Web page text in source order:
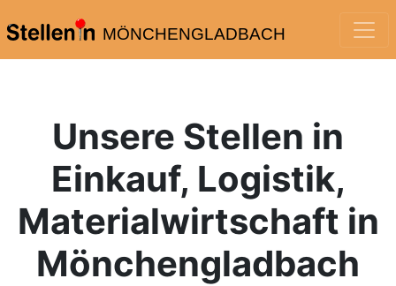
MÖNCHENGLADBACH
Unsere Stellen in
Einkauf, Logistik,
Materialwirtschaft in
Mönchengladbach